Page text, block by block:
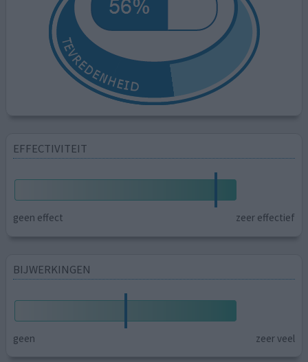
EFFECTIVITEIT
geen effect zeer effectief
BIJWERKINGEN
geen zeer veel